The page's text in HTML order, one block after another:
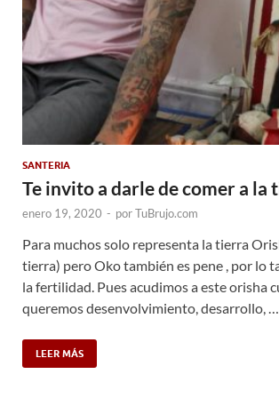
SANTERIA
Te invito a darle de comer a la
enero 19, 2020 - porTuBrujo.com
Para muchos solo representa la tierra
tierra) pero Oko también es pene , por lo
la fertilidad. Pues acudimos a este orisha
queremos desenvolvimiento, desarrollo, …
LEER MÁS